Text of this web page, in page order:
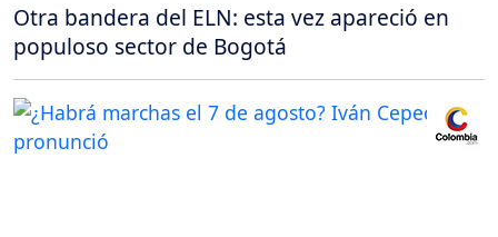
Otra bandera del ELN: esta vez apareció en
populoso sector de Bogotá